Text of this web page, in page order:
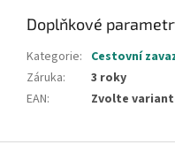
Doplňkové
Kategorie: Cestovní
Záruka:
3 roky
EAN: Zvolte